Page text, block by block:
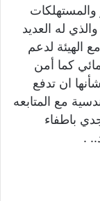
والمستهلكات
له العديد
الهيئة لدعم
كما أمن
ان تدفع
مع المتابعه
باطفاء
.